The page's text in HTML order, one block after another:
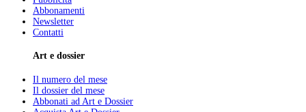
Abbonamenti
Newsletter
Contatti
Art e dossier
Il numero del mese
Il dossier del mese
Abbonati ad Art e Dossier